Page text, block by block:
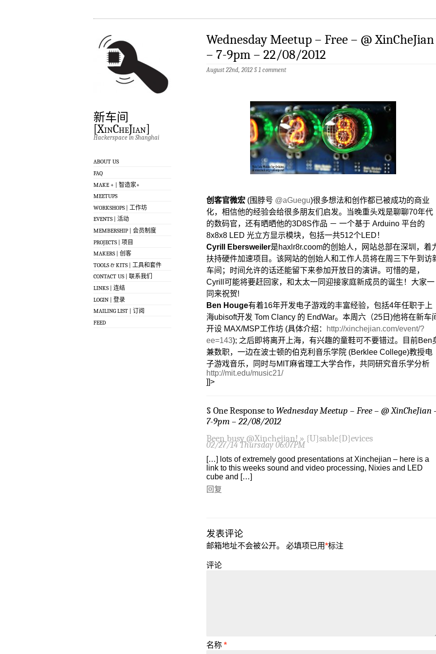
新车间
[XinCheJian]
Hackerspace in Shanghai
ABOUT US
FAQ
MAKE + | 智造家+
MEETUPS
WORKSHOPS | 工作坊
EVENTS | 活动
MEMBERSHIP | 会员制度
PROJECTS | 项目
MAKERS | 创客
TOOLS & KITS | 工具和套件
CONTACT US | 联系我们
LINKS | 连结
LOGIN | 登录
MAILING LIST | 订阅
FEED
Wednesday Meetup – Free – @ XinCheJian
– 7-9pm – 22/08/2012
August 22nd, 2012 §1 comment
创客官微宏 (围脖号 @aGuegu)很多想法和创作都已被成功的商业
化，相信他的经验会给很多朋友们启发。当晚重头戏是聊聊70年代
的数码官，还有晒晒他的3D8S作品 － 一个基于 Arduino 平台的
8x8x8 LED 光立方显示模块，包括一共512个LED！
Cyrill Ebersweiler是haxlr8r.coom的创始人，网站总部在深圳，着
扶持硬件加速项目。该网站的创始人和工作人员将在周三下午到访
车间；时间允许的话还能留下来参加开放日的演讲。可惜的是，
Cyrill可能将要赶回家，和太太一同迎接家庭新成员的诞生！大家一
同来祝贺!
Ben Houge有着16年开发电子游戏的丰富经验，包括4年任职于上
海ubisoft开发 Tom Clancy 的 EndWar。本周六（25日)他将在新车
开设 MAX/MSP工作坊 (具体介绍：
http://xinchejian.com/event/?
ee=143); 之后即将离开上海，有兴趣的童鞋可不要错过。目前Ben
兼数职，一边在波士顿的伯克利音乐学院 (Berklee College)教授电
子游戏音乐，同时与MIT麻省理工大学合作，共同研究音乐学分析
http://mit.edu/music21/
]]>
§ One Response to Wednesday Meetup – Free – @ XinCheJian
7-9pm – 22/08/2012
Been busy @Xinchejian! » {U}sable{D}evices
02/27/14 Thursday 06:07PM
[…] lots of extremely good presentations at Xinchejian – here is a
link to this weeks sound and video processing, Nixies and LED
cube and […]
回复
发表评论
邮箱地址不会被公开。 必填项已用*标注
评论
名称 *